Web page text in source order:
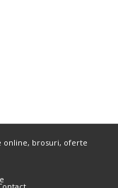
online, brosuri, oferte